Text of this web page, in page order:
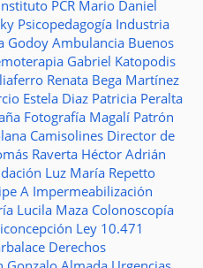
PCR Mario Daniel
Psicopedagogía Industria
Godoy Ambulancia Buenos
Gabriel Katopodis
Renata Bega Martínez
Estela Diaz Patricia Peralta
Fotografía Magalí Patrón
Camisolines Director de
Raverta Héctor Adrián
Luz María Repetto
A Impermeabilización
Lucila Maza Colonoscopía
Ley 10.471
Derechos